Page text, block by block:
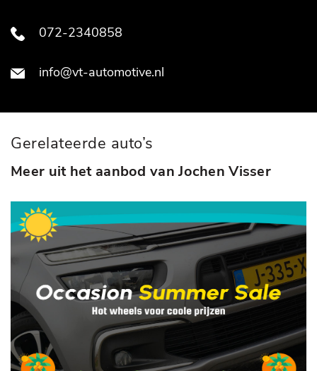
072-2340858
info@vt-automotive.nl
Gerelateerde auto’s
Meer uit het aanbod van Jochen Visser